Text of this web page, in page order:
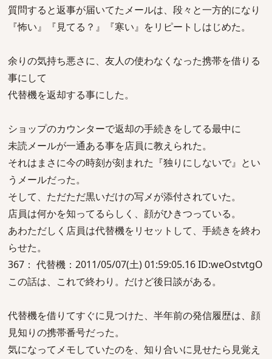
質問すると返事が届いてたメールは、段々と一方的になり
『怖い』『見てる？』『寒い』をリピートしはじめた。
余りの気持ち悪さに、友人の使わなくなった携帯を借りる
事にして
代替機を返却する事にした。
ショップのカウンターで返却の手続きをしてる最中に
未読メールが一通ある事を店員に教えられた。
それはまさに今の時刻が刻まれた『独りにしないで』とい
うメールだった。
そして、ただただ黒いだけの写メが添付されていた。
店員は何かを知ってるらしく、顔がひきつっている。
あわただしく店員は代替機をリセットして、手続きを終わ
らせた。
367： 代替機：2011/05/07(土) 01:59:05.16 ID:weOstvtgO
この話は、これで終わり。だけど後日談がある。
代替機を借りてすぐに見つけた、半年前の発信履歴は、顔
見知りの携帯番号だった。
気になってメモしていたのを、知り合いに見せたら見覚え